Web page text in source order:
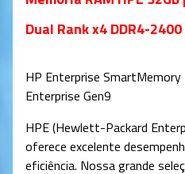
Dual Rank x4 DDR4-
HP Enterprise
Enterprise Gen9
HPE (Hewlett-Packard
oferece excelente
eficiência. Nossa grande